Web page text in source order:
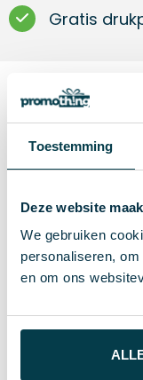
Toestemming
Deze website
We gebruiken
personaliseren,
en om ons
Gratis
Gekleurde
nekkoord.
Maat